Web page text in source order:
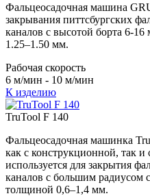
Фальцеосадочная машина
закрывания питтсбургских
каналов с высотой борта 6-
1.25–1.50 мм.
Рабочая скорость
6 м/мин - 10 м/мин
К изделию
TruTool F 140
Фальцеосадочная машинка
как с конструкционной, так
используется для закрытия
каналов с большим радиусом
толщиной 0,6–1,4 мм.